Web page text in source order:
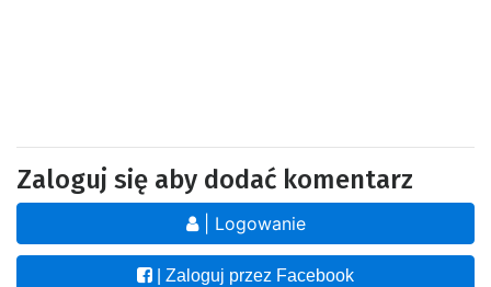
Zaloguj się aby dodać komentarz
| Logowanie
| Zaloguj przez Facebook